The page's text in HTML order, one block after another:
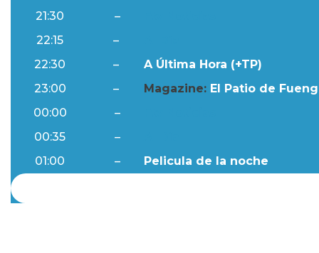
21:30
–
22:15
–
22:30
–
A Última Hora (+TP)
23:00
– Magazine: El Patio de
00:00
–
00:35
–
01:00
– Pelicula de la noche